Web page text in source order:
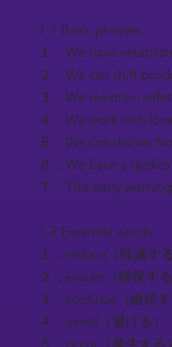
1-1 Basic phrases
１．We have
２．We can shift
３．We maintain
４．We work with
５．We can deliver
６．We have a
７．This early
1-2 Essential words
１．reduce（軽減する
２．ensure（確保する
３．continue（継続す
４．avoid（避ける）
５．occur（発生する）